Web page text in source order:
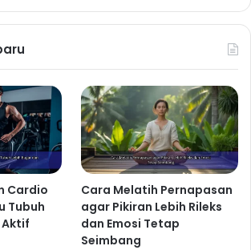
Cardio
Tubuh
Aktif
Cara Melatih Pernapasan
agar Pikiran Lebih Rileks
dan Emosi Tetap
Seimbang